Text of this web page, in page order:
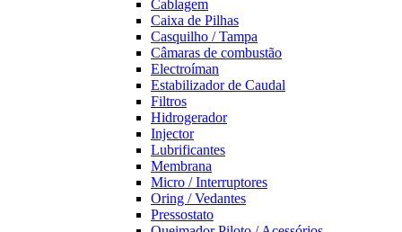
Cablagem
Caixa de Pilhas
Casquilho / Tampa
Câmaras de combustão
Electroíman
Estabilizador de Caudal
Filtros
Hidrogerador
Injector
Lubrificantes
Membrana
Micro / Interruptores
Oring / Vedantes
Pressostato